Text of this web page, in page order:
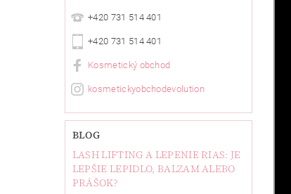
+420 731 514 401
+420 731 514 401
Kosmetický obchod
kosmetickyobchodevolution
BLOG
LASH LIFTING A LEPENIE RIAS: JE
LEPŠIE LEPIDLO, BALZAM ALEBO
PRÁŠOK?